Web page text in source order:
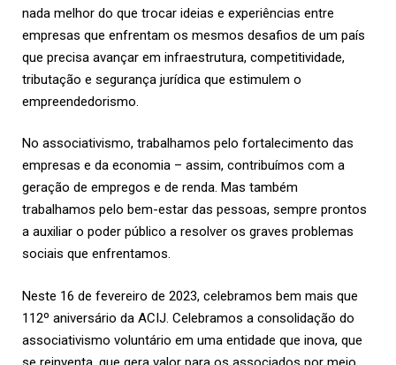
nada melhor do que trocar ideias e experiências entre
empresas que enfrentam os mesmos desafios de um país
que precisa avançar em infraestrutura, competitividade,
tributação e segurança jurídica que estimulem o
empreendedorismo.
No associativismo, trabalhamos pelo fortalecimento das
empresas e da economia – assim, contribuímos com a
geração de empregos e de renda. Mas também
trabalhamos pelo bem-estar das pessoas, sempre prontos
a auxiliar o poder público a resolver os graves problemas
sociais que enfrentamos.
Neste 16 de fevereiro de 2023, celebramos bem mais que
112º aniversário da ACIJ. Celebramos a consolidação do
associativismo voluntário em uma entidade que inova, que